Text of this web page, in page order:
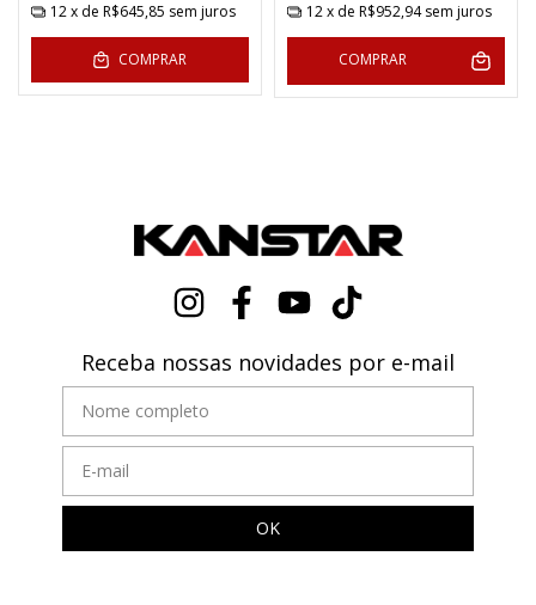
12x de R$645,85 sem juros
COMPRAR
12x de R$952,94 sem juros
COMPRAR
Receba nossas novidades por e-mail